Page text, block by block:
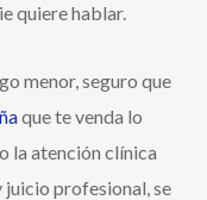
quiere hablar.
menor, seguro que
que te venda lo
la atención clínica
profesional, se